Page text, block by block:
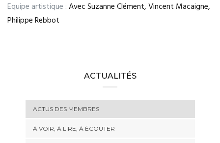
Equipe artistique :Avec Suzanne Clément, Vincent Macaigne,
Philippe Rebbot
ACTUALITÉS
ACTUS DES MEMBRES
À VOIR, À LIRE, À ÉCOUTER